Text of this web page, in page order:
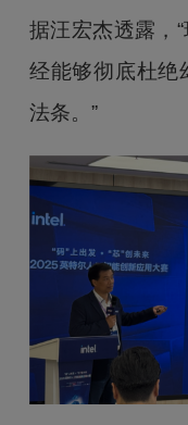
据汪宏杰透露，
经能够彻底杜绝
法条。”